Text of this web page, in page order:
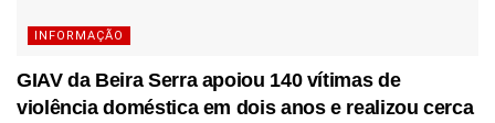
INFORMAÇÃO
GIAV da Beira Serra apoiou 140 vítimas de
violência doméstica em dois anos e realizou cerca